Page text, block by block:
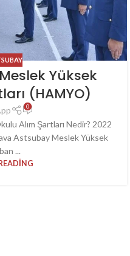
Yüksek
(HAMYO)
0
Alım Şartları Nedir? 2022
Astsubay Meslek Yüksek
...